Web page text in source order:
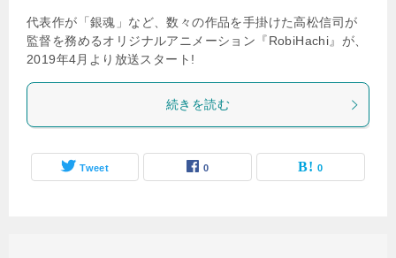
代表作が「銀魂」など、数々の作品を手掛けた高松信司が
監督を務めるオリジナルアニメーション『RobiHachi』が、
2019年4月より放送スタート!
続きを読む
Tweet 0 0